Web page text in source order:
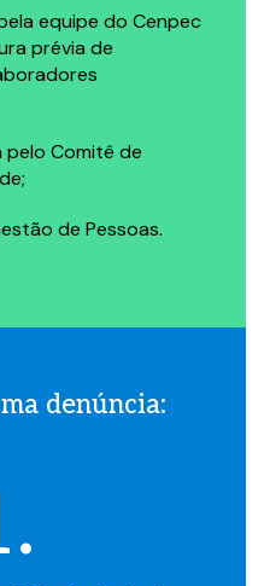
equipe do Cenpec
prévia de
pelo Comitê de
de Pessoas.
denúncia: